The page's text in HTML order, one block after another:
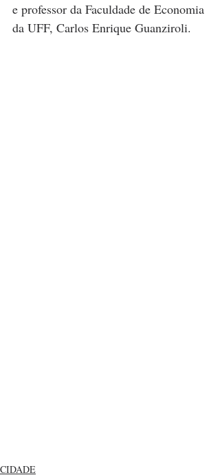
e professor da Faculdade de Economia
da UFF, Carlos Enrique Guanziroli.
CIDADE